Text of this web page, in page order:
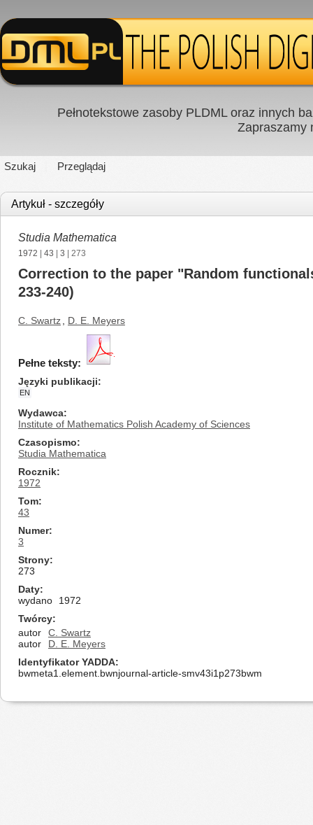
Pełnotekstowe zasoby PLDML oraz innych
Zapraszamy
Szukaj Przeglądaj
Artykuł - szczegóły
Studia Mathematica
1972 43 3 | 273
Correction to the paper "Random
233-240)
C. Swartz D. E. Meyers
Pełne teksty:
Języki publikacji
EN
Wydawca
Institute of Mathematics Polish Academy of Sciences
Czasopismo
Studia Mathematica
Rocznik
1972
Tom
43
Numer
3
Strony
273
Daty
wydano
1972
Twórcy
autor
C. Swartz
autor
D. E. Meyers
Identyfikator YADDA
bwmeta1.element.bwnjournal-article-smv43i1p273bwm